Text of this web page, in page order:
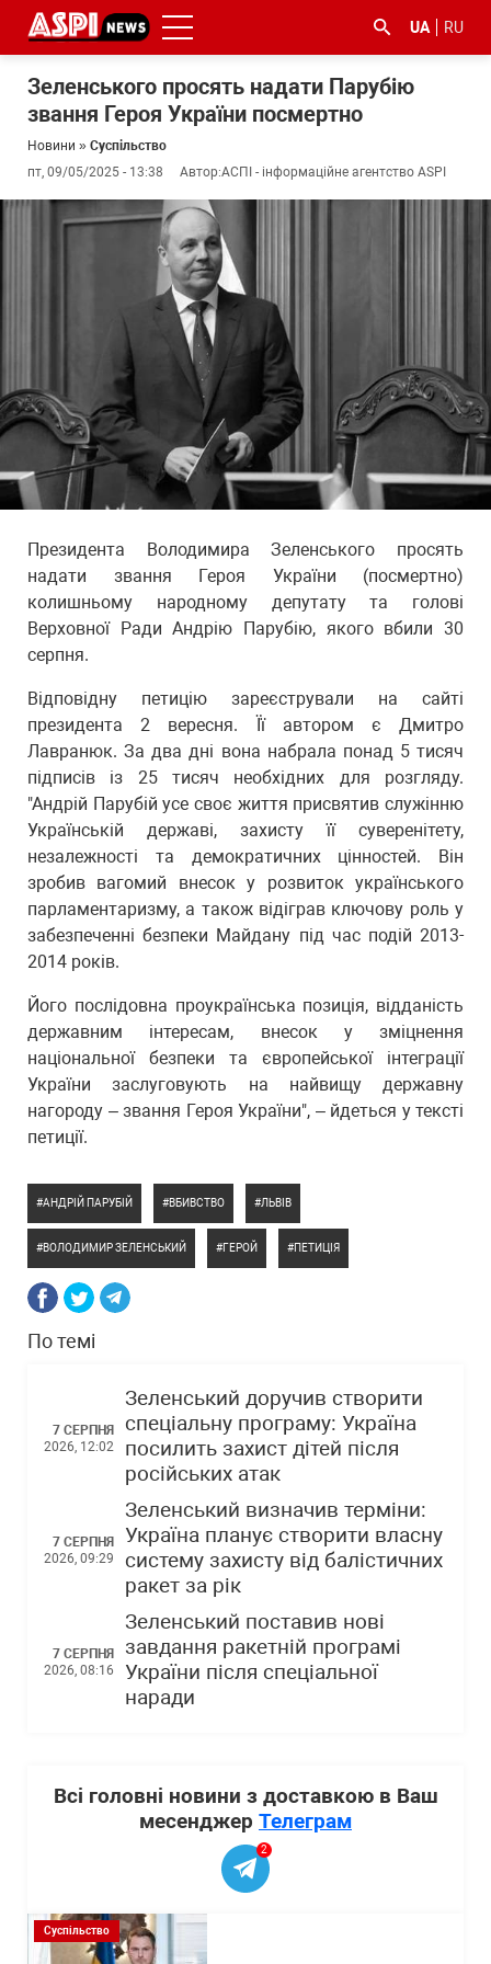
UA RU
Зеленського просять надати Парубію
звання Героя України посмертно
Новини » Суспільство
пт, 09/05/2025 - 13:38
Автор:АСПІ - інформаційне агентство ASPI
Президента Володимира Зеленського просять
надати звання Героя України (посмертно)
колишньому народному депутату та голові
Верховної Ради Андрію Парубію, якого вбили 30
серпня.
Відповідну петицію зареєстрували на сайті
президента 2 вересня. Її автором є Дмитро
Лавранюк. За два дні вона набрала понад 5 тисяч
підписів із 25 тисяч необхідних для розгляду.
"Андрій Парубій усе своє життя присвятив служінню
Українській державі, захисту її суверенітету,
незалежності та демократичних цінностей. Він
зробив вагомий внесок у розвиток українського
парламентаризму, а також відіграв ключову роль у
забезпеченні безпеки Майдану під час подій 2013-
2014 років.
Його послідовна проукраїнська позиція, відданість
державним інтересам, внесок у зміцнення
національної безпеки та європейської інтеграції
України заслуговують на найвищу державну
нагороду – звання Героя України", – йдеться у тексті
петиції.
АНДРІЙ ПАРУБІЙ ВБИВСТВО ЛЬВІВ
ВОЛОДИМИР ЗЕЛЕНСЬКИЙ ГЕРОЙ ПЕТИЦІЯ
По темі
7 СЕРПНЯ
2026, 12:02
Зеленський доручив створити
спеціальну програму: Україна
посилить захист дітей після
російських атак
7 СЕРПНЯ
2026, 09:29
Зеленський визначив терміни:
Україна планує створити власну
систему захисту від балістичних
ракет за рік
7 СЕРПНЯ
2026, 08:16
Зеленський поставив нові
завдання ракетній програмі
України після спеціальної
наради
Всі головні новини з доставкою в Ваш
месенджер Телеграм
2
Суспільство
#ДФС